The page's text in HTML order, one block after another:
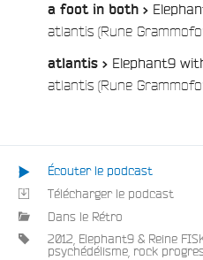
:
a foot in both >
atlantis (Rune
atlantis > Elephant9
atlantis (Rune
Écouter le podcast
Télécharger le podcast
Dans le Rétro
2012 Elephant9 & Reine
psychédélisme rock